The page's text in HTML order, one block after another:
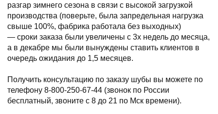
разгар зимнего сезона в связи с высокой загрузкой
производства (поверьте, была запредельная нагрузка
свыше 100%, фабрика работала без выходных)
— сроки заказа были увеличены с 3х недель до месяца,
а в декабре мы были вынуждены ставить клиентов в
очередь ожидания до 1,5 месяцев.
Получить консультацию по заказу шубы вы можете по
телефону 8-800-250-67-44 (звонок по России
бесплатный, звоните с 8 до 21 по Мск времени).